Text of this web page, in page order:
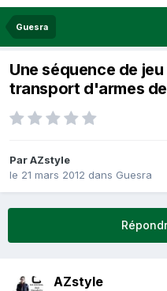
Guesra
Une séquence de
transport d'armes
ParAZstyle
le 21 mars 2012 dans Guesra
AZstyle